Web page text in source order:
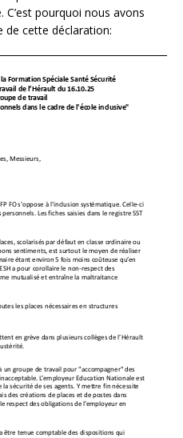
C’est pourquoi nous avons
de cette déclaration: